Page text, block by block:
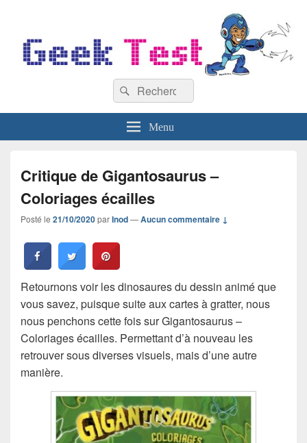
Recherche :
Rechercher
Menu
Critique de Gigantosaurus –
Coloriages écailles
Posté le 21/10/2020parInod—Aucun commentaire ↓
Retournons voir les dinosaures du dessin animé que
vous savez, puisque suite aux cartes à gratter, nous
nous penchons cette fois sur Gigantosaurus –
Coloriages écailles. Permettant d’à nouveau les
retrouver sous diverses visuels, mais d’une autre
manière.